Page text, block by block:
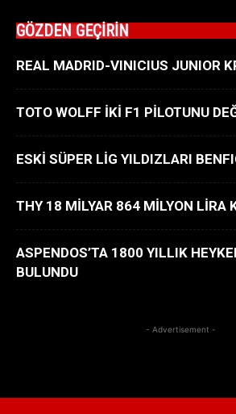
GÖZDEN GEÇİRİN
REAL MADRID-VINICIUS JUNIOR
TOTO WOLFF İKİ F1 PİLOTUNU
ESKİ SÜPER LİG YILDIZLARI
THY 18 MİLYAR 864 MİLYON LİRA
ASPENDOS’TA 1800 YILLIK
BULUNDU
- Advertisement -